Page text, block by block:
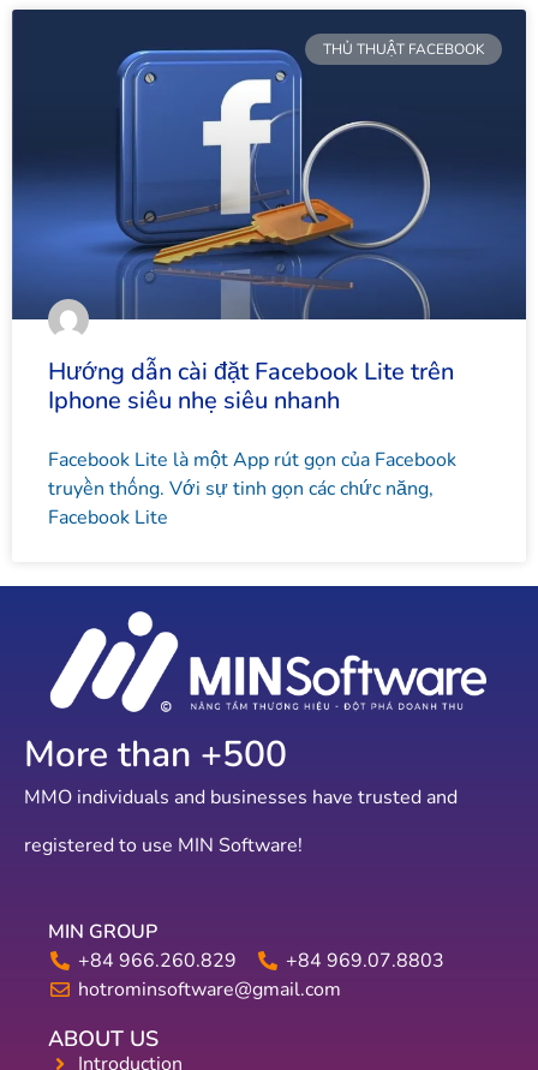
THỦ THUẬT FACEBOOK
Hướng dẫn cài đặt Facebook Lite trên
Iphone siêu nhẹ siêu nhanh
Facebook Lite là một App rút gọn của Facebook
truyền thống. Với sự tinh gọn các chức năng,
Facebook Lite
MMO individuals and businesses have trusted and
registered to use MIN Software!
More than +579
MIN GROUP
+84 966.260.829
+84 969.07.8803
hotrominsoftware@gmail.com
ABOUT US
Introduction